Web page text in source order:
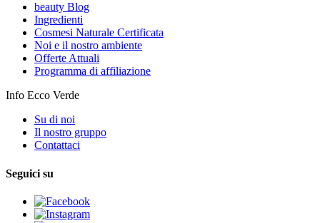
beauty Blog
Ingredienti
Cosmesi Naturale Certificata
Noi e il nostro ambiente
Offerte Attuali
Programma di affiliazione
Info Ecco Verde
Su di noi
Il nostro gruppo
Contattaci
Seguici su